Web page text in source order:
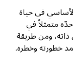
في حياة
متمثلاً في
ومن طريقة
خطورته وخطره.